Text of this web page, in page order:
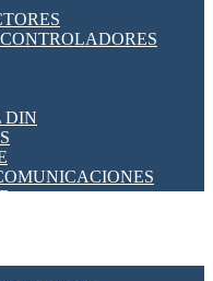
DE CORRIENTE
PROGRAMABLES
DIN